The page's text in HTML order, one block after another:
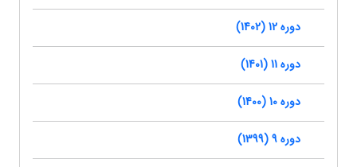
دوره 12 (1402)
دوره 11 (1401)
دوره 10 (1400)
دوره 9 (1399)